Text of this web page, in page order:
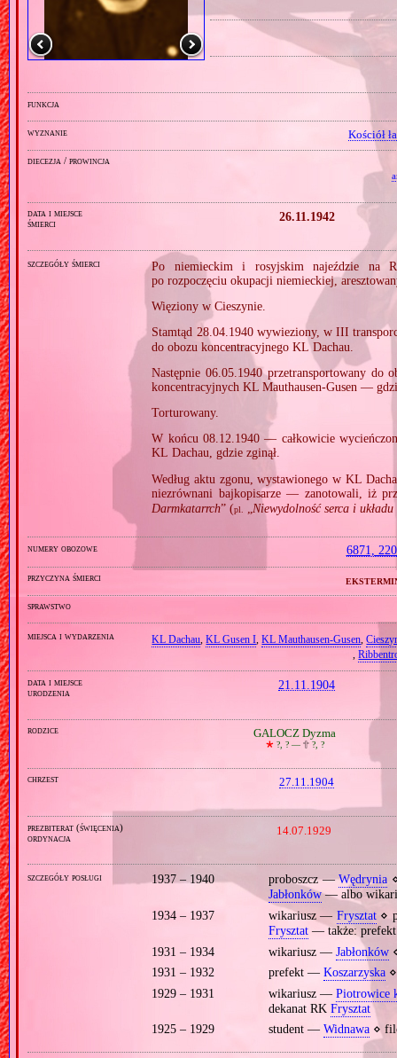
funkcja
wyznanie Kościół
diecezja / prowincja
data i miejsce
śmierci
26.11.1942
szczegóły śmierci
Po niemieckim i rosyjskim najeździe na
po rozpoczęciu okupacji niemieckiej,
Więziony w Cieszynie.
Stamtąd 28.04.1940 wywieziony, w III
do obozu koncentracyjnego KL Dachau.
Następnie 06.05.1940 przetransportowany
koncentracyjnych KL Mauthausen‐Gusen —
Torturowany.
W końcu 08.12.1940 — całkowicie
KL Dachau, gdzie zginął.
Według aktu zgonu, wystawionego w KL
niezrównani bajkopisarze — zanotowali, iż
Darmkatarrch” (pl. Niewydolność serca i
numery obozowe 6871,
przyczyna śmierci
sprawstwo
miejsca i wydarzenia KL Dachau ,KL Gusen I ,KL Mauthausen‐Gusen ,
,
data i miejsce
urodzenia
21.11.1904
rodzice GALOCZ Dyzma
🞲?, ? — 🕆?, ?
chrzest 27.11.1904
prezbiterat (święcenia)
ordynacja
14.07.1929
szczegóły posługi 1937 – 1940 proboszcz —Wędrynia
Jabłonków— albo
1934 – 1937
wikariusz — Frysztat⋄
Frysztat— także: prefekt
1931 – 1934
wikariusz — Jabłonków
1931 – 1932
prefekt — Koszarzyska⋄
1929 – 1931
wikariusz —Piotrowice
dekanat RK Frysztat
1925 – 1929
student — Widnawa⋄